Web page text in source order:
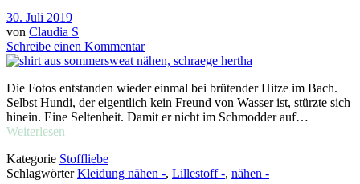
30. Juli 2019
von Claudia S
Schreibe einen Kommentar
Die Fotos entstanden wieder einmal bei brütender Hitze im Bach.
Selbst Hundi, der eigentlich kein Freund von Wasser ist, stürzte sich
hinein. Eine Seltenheit. Damit er nicht im Schmodder auf…
Weiterlesen
Kategorie Stoffliebe
SchlagwörterKleidung nähen -, Lillestoff -, nähen -